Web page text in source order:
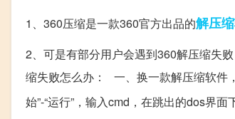
1、360压缩是一款360官方出品的解压
2、可是有部分用户会遇到360解压缩失
缩失败怎么办： 一、换一款解压缩软件
始”-“运行”，输入cmd，在跳出的dos界